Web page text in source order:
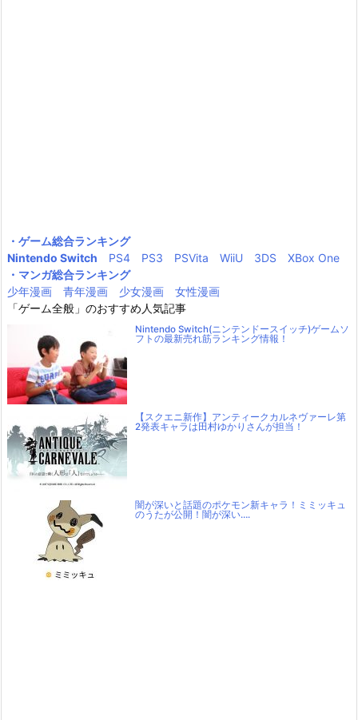
・ゲーム総合ランキング
Nintendo Switch
PS4 PS3 PSVita WiiU 3DS
XBox One
・マンガ総合ランキング
少年漫画
青年漫画 少女漫画
女性漫画
「ゲーム全般」のおすすめ人気記事
Nintendo Switch(ニンテンドースイッチ)ゲームソ
フトの最新売れ筋ランキング情報！
【スクエニ新作】アンティークカルネヴァーレ第
2発表キャラは田村ゆかりさんが担当！
闇が深いと話題のポケモン新キャラ！ミミッキュ
のうたが公開！闇が深い….